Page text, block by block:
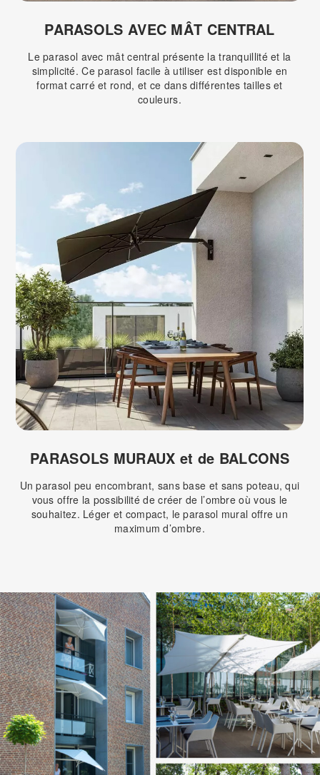
PARASOLS AVEC MÂT CENTRAL
Le parasol avec mât central présente la tranquillité et la
simplicité. Ce parasol facile à utiliser est disponible en
format carré et rond, et ce dans différentes tailles et
couleurs.
PARASOLS MURAUX et de BALCONS
Un parasol peu encombrant, sans base et sans poteau, qui
vous offre la possibilité de créer de l’ombre où vous le
souhaitez. Léger et compact, le parasol mural offre un
maximum d’ombre.